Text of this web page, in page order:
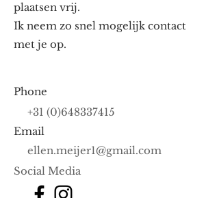
plaatsen vrij.
Ik neem zo snel mogelijk contact
met je op.
Phone
+31 (0)648337415
Email
ellen.meijer1@gmail.com
Social Media